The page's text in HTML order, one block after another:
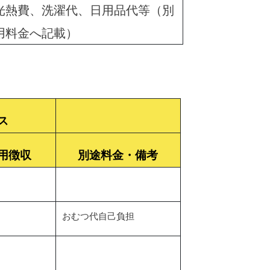
費、洗濯代、日用品代等（別
料金へ記載）
徴収 別途料金・備考
おむつ代自己負担